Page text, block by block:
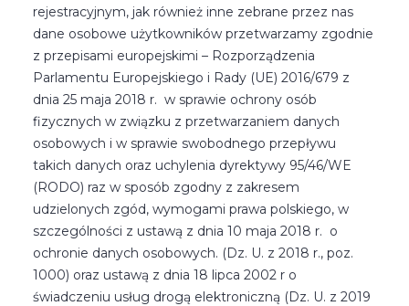
rejestracyjnym, jak również inne zebrane przez nas
dane osobowe użytkowników przetwarzamy zgodnie
z przepisami europejskimi – Rozporządzenia
Parlamentu Europejskiego i Rady (UE) 2016/679 z
dnia 25 maja 2018 r. w sprawie ochrony osób
fizycznych w związku z przetwarzaniem danych
osobowych i w sprawie swobodnego przepływu
takich danych oraz uchylenia dyrektywy 95/46/WE
(RODO) raz w sposób zgodny z zakresem
udzielonych zgód, wymogami prawa polskiego, w
szczególności z ustawą z dnia 10 maja 2018 r. o
ochronie danych osobowych. (Dz. U. z 2018 r., poz.
1000) oraz ustawą z dnia 18 lipca 2002 r o
świadczeniu usług drogą elektroniczną (Dz. U. z 2019